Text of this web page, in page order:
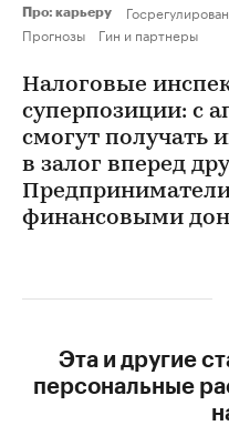
Про: карьеру
Прогнозы
Гин и партнеры
Налоговые
суперпозиции: с
смогут получать
в залог вперед
финансовыми
Эта и другие
персональные